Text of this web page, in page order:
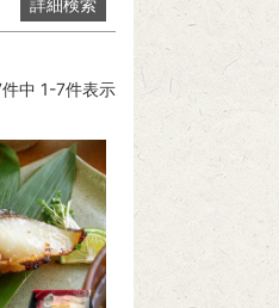
詳細検索
件中 1-7件表示